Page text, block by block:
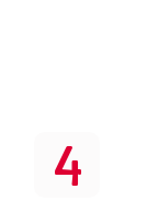
4